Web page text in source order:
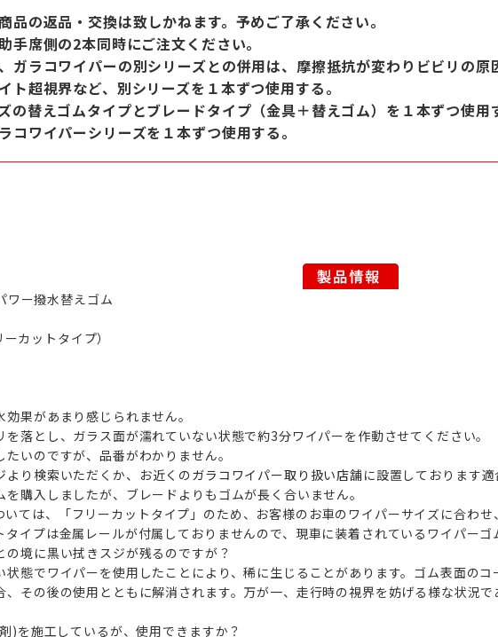
品の返品・交換は致しかねます。予めご了承ください。
手席側の2本同時にご注文ください。
ガラコワイパーの別シリーズとの併用は、摩擦抵抗が変わりビビリの原
ト超視界など、別シリーズを１本ずつ使用する。
の替えゴムタイプとブレードタイプ（金具＋替えゴム）を１本ずつ使用
コワイパーシリーズを１本ずつ使用する。
ワー撥水替えゴム
カットタイプ）
果があまり感じられません。
落とし、ガラス面が濡れていない状態で約3分ワイパーを作動させてください。
いのですが、品番がわかりません。
より検索いただくか、お近くのガラコワイパー取り扱い店舗 に設置しております適
購入しましたが、ブレードよりもゴムが長く合いません。
ては、「フリーカットタイプ」のため、お客様のお車のワイパーサイズに合わ
イプは金属レールが付属しておりませんので、現車に装着されているワイパーゴ
境に黒い拭きスジが残るのですが？
態でワイパーを使用したことにより、稀に生じることがあります。ゴム表面の
、その後の使用とともに解消されます。万が一、走行時の視界を妨げる様な状況
)を施工しているが、使用できますか？